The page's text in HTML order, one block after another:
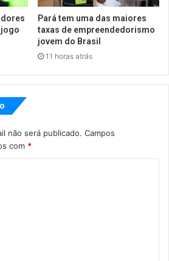
jogo
Pará tem uma das maiores
taxas de empreendedorismo
jovem do Brasil
11 horas atrás
não será publicado. Campos
com *